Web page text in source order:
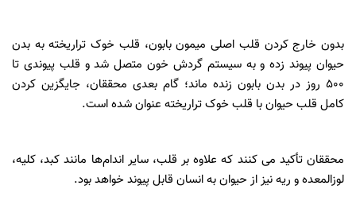
بدون خارج کردن قلب اصلی میمون بابون، قلب خوک تراریخته به بدن
حیوان پیوند زده و به سیستم گردش خون متصل شد و قلب پیوندی تا
500 روز در بدن بابون زنده ماند؛ گام بعدی محققان، جایگزین کردن
کامل قلب حیوان با قلب خوک تراریخته عنوان شده است.
محققان تأکید می کنند که علاوه بر قلب، سایر اندام‌ها مانند کبد، کلیه،
لوزالمعده و ریه نیز از حیوان به انسان قابل پیوند خواهد بود.